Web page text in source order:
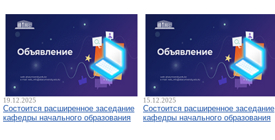
19.12.2025
Состоится расширенное заседание
кафедры начального образования
15.12.2025
Состоится расширенное заседание
кафедры начального образования